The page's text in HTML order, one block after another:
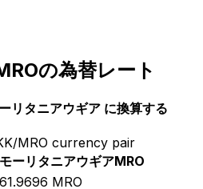
の為替レート
リタニアウギア に換算する
MRO currency pair
モーリタニアウギアMRO
61.9696 MRO